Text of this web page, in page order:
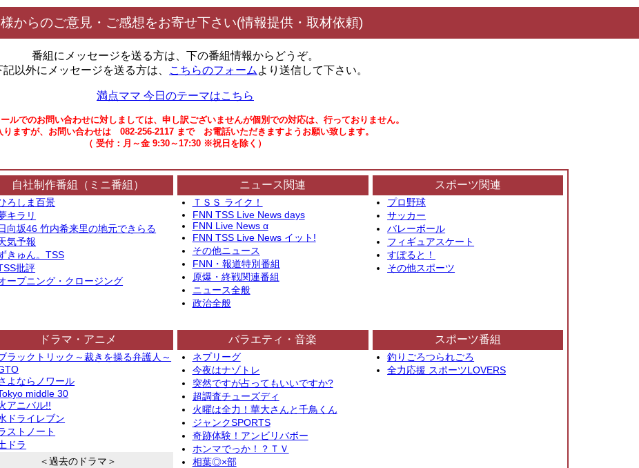
からのご意見・ご感想をお寄せ下さい(情報提供・取材依頼)
番組にメッセージを送る方は、下の番組情報からどうぞ。
以外にメッセージを送る方は、
こちらのフォーム より送信して下さい。
満点ママ 今日のテーマはこちら
ルでのお問い合わせに対しましては、申し訳ございませんが個別での対応は、行っておりません。
りますが、お問い合わせは 082-256-2117 まで お電話いただきますようお願い致します。
（ 受付：月～金 9:30～17:30 ※祝日を除く）
自社制作番組（ミニ番組）
ろしま百景
キラリ
向坂46 竹内希来里の地元できらる
気予報
きゅん。TSS
批評
ープニング・クロージング
ニュース関連
ＴＳＳ ライク！
FNN TSS Live News days
FNN Live News α
FNN TSS Live News イット!
その他ニュース
FNN・報道特別番組
原爆・終戦関連番組
ニュース全般
政治全般
スポーツ関連
プロ野球
サッカー
バレーボール
フィギュアスケート
すぽると！
その他スポーツ
ドラマ・アニメ
ラックトリック～裁きを操る弁護人～
よならノワール
middle 30
アニバル!!
ドライレブン
ストノート
ドラ
＜過去のドラマ＞
バラエティ・音楽
ネプリーグ
今夜はナゾトレ
突然ですが占ってもいいですか?
超調査チューズディ
火曜は全力！華大さんと千鳥くん
ジャンクSPORTS
奇跡体験！アンビリバボー
ホンマでっか！？ＴＶ
相葉◎×部
スポーツ番組
釣りごろつられごろ
全力応援 スポーツLOVERS